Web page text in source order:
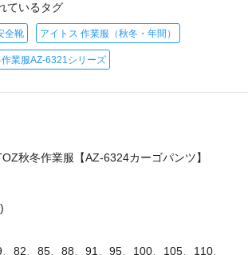
ているタグ
全靴 アイトス 作業服（秋冬・年間）
業服AZ-6321シリーズ
秋冬作業服【AZ-6324カーゴパンツ】
82、85、88、91、95、100、105、110、